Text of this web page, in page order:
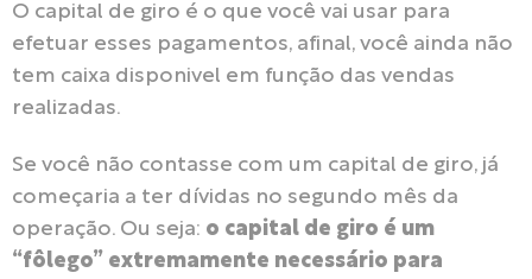
O capital de giro é o que você vai usar para
efetuar esses pagamentos, afinal, você ainda não
tem caixa disponivel em função das vendas
realizadas.
Se você não contasse com um capital de giro, já
começaria a ter dívidas no segundo mês da
operação. Ou seja: o capital de giro é um
“fôlego” extremamente necessário para